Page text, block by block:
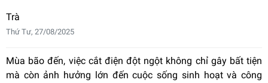
Trà
Thứ Tư, 27/08/2025
Mùa bão đến, việc cắt điện đột ngột không chỉ gây bất tiện
mà còn ảnh hưởng lớn đến cuộc sống sinh hoạt và công